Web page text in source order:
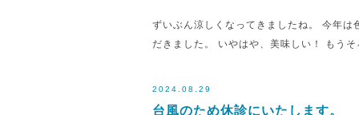
ずいぶん涼しくなってきましたね。 今年
だきました。 いやはや、美味しい！ もう
2024.08.29
台風のため休診にいたします。